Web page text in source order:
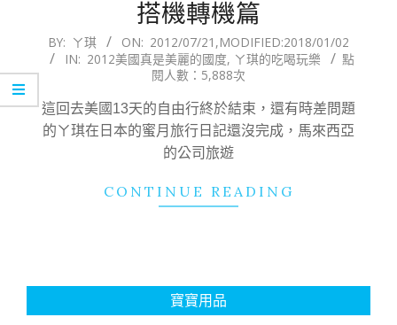
搭機轉機篇
2012-
07-
BY: ㄚ琪 ON: 2012/07/21 ,MODIFIED:2018/01/02
IN: 2012美國真是美麗的國度, ㄚ琪的吃喝玩樂
點
閱人數：5,888次
這回去美國13天的自由行終於結束，還有時差問題
的ㄚ琪在日本的蜜月旅行日記還沒完成，馬來西亞
的公司旅遊
CONTINUE READING
寶寶用品